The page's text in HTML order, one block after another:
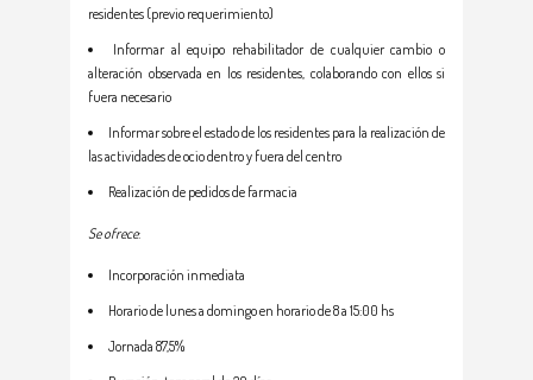
residentes (previo requerimiento)
Informar al equipo rehabilitador de cualquier cambio o
alteración observada en los residentes, colaborando con ellos si
fuera necesario
Informar sobre el estado de los residentes para la realización de
las actividades de ocio dentro y fuera del centro
Realización de pedidos de farmacia
Se ofrece:
Incorporación inmediata
Horario de lunes a domingo en horario de 8 a 15:00 hs
Jornada 87,5%